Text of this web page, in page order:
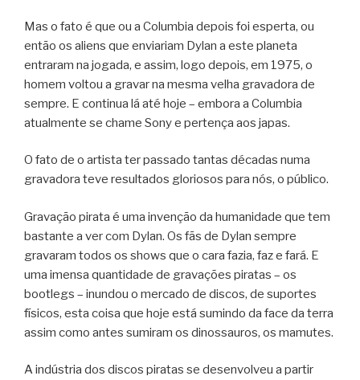
Mas o fato é que ou a Columbia depois foi esperta, ou
então os aliens que enviariam Dylan a este planeta
entraram na jogada, e assim, logo depois, em 1975, o
homem voltou a gravar na mesma velha gravadora de
sempre. E continua lá até hoje – embora a Columbia
atualmente se chame Sony e pertença aos japas.
O fato de o artista ter passado tantas décadas numa
gravadora teve resultados gloriosos para nós, o público.
Gravação pirata é uma invenção da humanidade que tem
bastante a ver com Dylan. Os fãs de Dylan sempre
gravaram todos os shows que o cara fazia, faz e fará. E
uma imensa quantidade de gravações piratas – os
bootlegs – inundou o mercado de discos, de suportes
físicos, esta coisa que hoje está sumindo da face da terra
assim como antes sumiram os dinossauros, os mamutes.
A indústria dos discos piratas se desenvolveu a partir